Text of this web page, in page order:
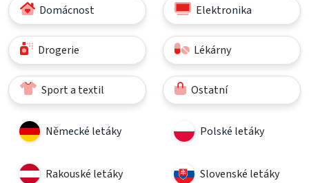
Domácnost Elektronika
Drogerie Lékárny
Sport a textil Ostatní
Německé letáky Polské letáky
Rakouské letáky Slovenské letáky